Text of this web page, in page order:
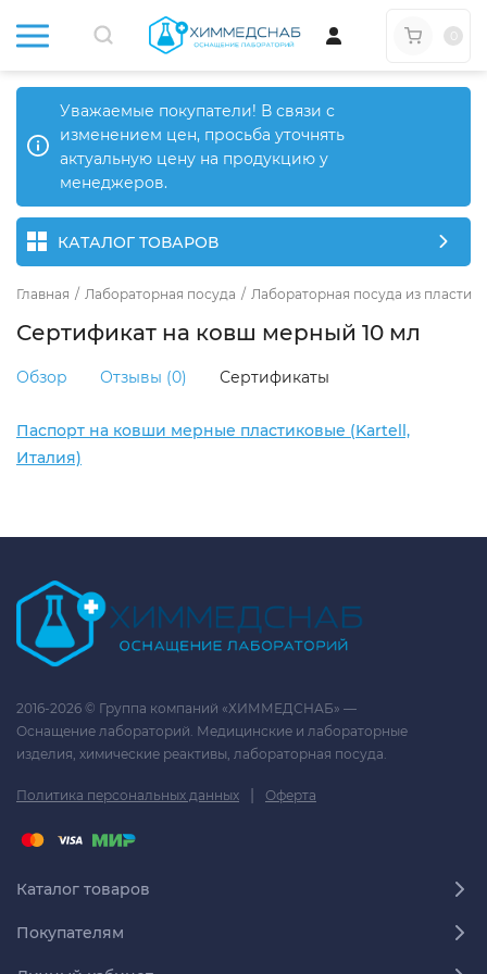
Уважаемые покупатели! В связи с
изменением цен, просьба уточнять
актуальную цену на продукцию у
менеджеров.
КАТАЛОГ ТОВАРОВ
Главная / Лабораторная посуда / Лабораторная посуда из пластика
Сертификат на ковш мерный 10 мл
Обзор Отзывы (0) Сертификаты
Паспорт на ковши мерные пластиковые (Kartell,
Италия)
2016-2026 © Группа компаний «ХИММЕДСНАБ» —
Оснащение лабораторий. Медицинские и лабораторные
изделия, химические реактивы, лабораторная посуда.
Политика персональных данных | Оферта
Каталог товаров
Покупателям